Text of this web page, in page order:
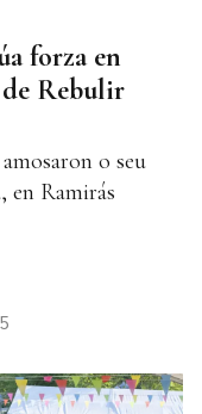
forza en
Rebulir
o seu
en Ramirás